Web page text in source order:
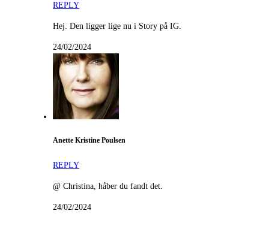
REPLY
Hej. Den ligger lige nu i Story på IG.
24/02/2024
Anette Kristine Poulsen
REPLY
@ Christina, håber du fandt det.
24/02/2024